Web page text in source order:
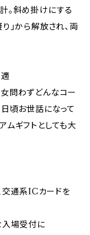
。斜め掛けにする
」から解放され、両
適
問わずどんなコー
頃お世話になって
ムギフトとしても大
交通系ICカードを
入場受付に